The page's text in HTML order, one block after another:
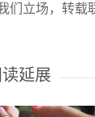
立场，转载
延展